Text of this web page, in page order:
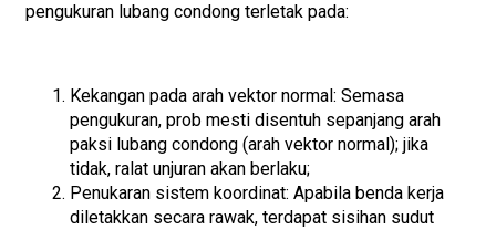
pengukuran lubang condong terletak pada:
Kekangan pada arah vektor normal: Semasa
pengukuran, prob mesti disentuh sepanjang arah
paksi lubang condong (arah vektor normal); jika
tidak, ralat unjuran akan berlaku;
Penukaran sistem koordinat: Apabila benda kerja
diletakkan secara rawak, terdapat sisihan sudut